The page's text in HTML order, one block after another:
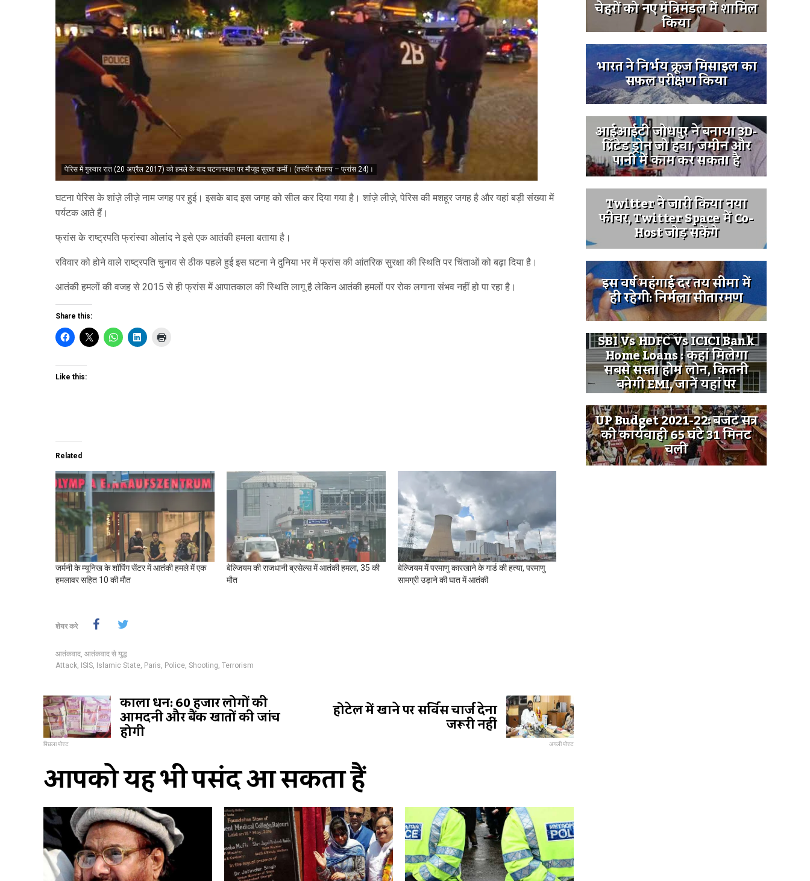
पेरिस में गुरुवार रात (20 अप्रैल 2017) को हमले के बाद घटनास्थल पर मौजूद सुरक्षा कर्मी। (तस्वीर सौजन्य – फ्रांस 24)।
घटना पेरिस के शांज़े लीज़े नाम जगह पर हुई। इसके बाद इस जगह को सील कर दिया गया है। शांज़े लीज़े, पेरिस की मशहूर जगह है और यहां बड़ी संख्या में
पर्यटक आते हैं।
फ्रांस के राष्ट्रपति फ्रांस्वा ओलांद ने इसे एक आतंकी हमला बताया है।
रविवार को होने वाले राष्ट्रपति चुनाव से ठीक पहले हुई इस घटना ने दुनिया भर में फ्रांस की आंतरिक सुरक्षा की स्थिति पर चिंताओं को बढ़ा दिया है।
आतंकी हमलों की वजह से 2015 से ही फ्रांस में आपातकाल की स्थिति लागू है लेकिन आतंकी हमलों पर रोक लगाना संभव नहीं हो पा रहा है।
Share this:
Like this:
Related
जर्मनी के म्यूनिख के शॉपिंग सेंटर में आतंकी हमले में एक
हमलावर सहित 10 की मौत
बेल्जियम की राजधानी ब्रसेल्स में आतंकी हमला, 35 की
मौत
बेल्जियम में परमाणु कारखाने के गार्ड की हत्या, परमाणु
सामग्री उड़ाने की घात में आतंकी
शेयर करे
आतंकवाद आतंकवाद से युद्ध
Attack ISIS Islamic State Paris Police Shooting Terrorism
काला धन: 60 हजार लोगों की
आमदनी और बैंक खातों की जांच
होगी
पिछला पोस्ट
होटेल में खाने पर सर्विस चार्ज देना
जरूरी नहीं
अगली पोस्ट
आपको यह भी पसंद आ सकता हैं
चेहरों को नए मंत्रिमंडल में शामिल
किया
भारत ने निर्भय क्रूज मिसाइल का
सफल परीक्षण किया
आईआईटी जोधपुर ने बनाया 3D-
प्रिंटेड ड्रोन जो हवा, जमीन और
पानी में काम कर सकता है
Twitter ने जारी किया नया
फीचर, Twitter Space में Co-
Host जोड़ सकेंगे
इस वर्ष महंगाई दर तय सीमा में
ही रहेगी: निर्मला सीतारमण
SBI Vs HDFC Vs ICICI Bank
Home Loans : कहां मिलेगा
सबसे सस्ता होम लोन, कितनी
बनेगी EMI, जानें यहां पर
UP Budget 2021-22: बजट सत्र
की कार्यवाही 65 घंटे 31 मिनट
चली